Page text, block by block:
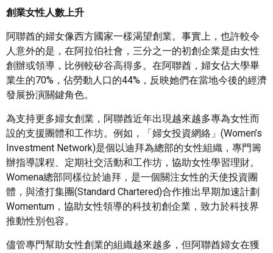
創業女性人數上升
阿聯酋的婦女像西方國家一樣渴望創業。事實上，也許較令
人意外的是，在阿拉伯社會，三分之一的初創企業是由女性
創辦或領導，比例較矽谷高得多。在阿聯酋，婦女佔大學畢
業生的70%，佔勞動人口的44%，反映她們在當地今後的經濟
發展扮演關鍵角色。
為支持更多婦女創業，阿聯酋近年出現越來越多專為女性而
設的支援團體和工作坊。例如，「婦女投資網絡」(Women’s
Investment Network)是個以迪拜為總部的女性組織，專門籌
辦指導課程、定期社交活動和工作坊，協助女性學習理財。
Womena總部同樣位於迪拜，是一個關注女性的天使投資團
體，與渣打集團(Standard Chartered)合作推出早期加速計劃
Womentum，協助女性領導的科技初創企業，致力於科技界
推動性別包容。
儘管專門幫助女性創業的組織越來越多，但阿聯酋婦女在獲